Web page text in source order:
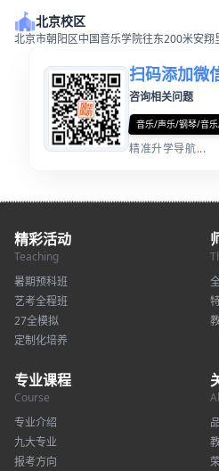
北京校区
北京市朝阳区中国音乐学院往东200米安翔
扫码添加微
咨询相关问题
音乐/声乐/钢琴/音
精准升学导航...
精彩活动
Teaching
暑期预科班
艺考全程班
27全模拟
定制化培养
专业课程
Course
专业介绍
九大专业
报考方向